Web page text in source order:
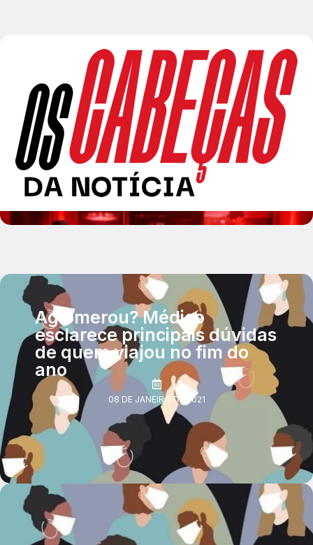
Aglomerou? Médico
esclarece principais dúvidas
de quem viajou no fim do
ano
08 DE JANEIRO DE 2021